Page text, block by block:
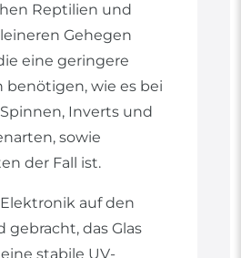
Reptilien und
Gehegen
eine geringere
benötigen, wie es bei
Inverts und
sowie
der Fall ist.
auf den
gebracht, das Glas
stabile UV-